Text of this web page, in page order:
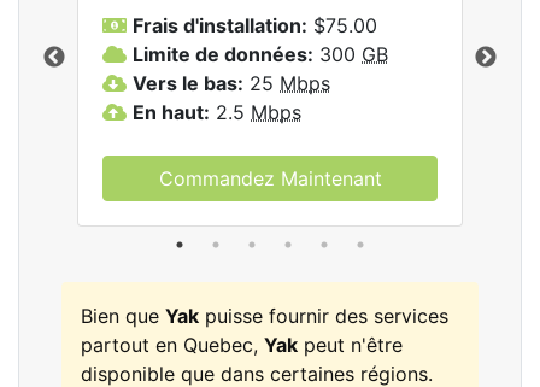
Frais d'installation: $75.00
Limite de données: 300 GB
Vers le bas: 25 Mbps
En haut: 2.5 Mbps
Commandez Maintenant
Bien que Yak puisse fournir des services
partout en Quebec, Yak peut n'être
disponible que dans certaines régions.